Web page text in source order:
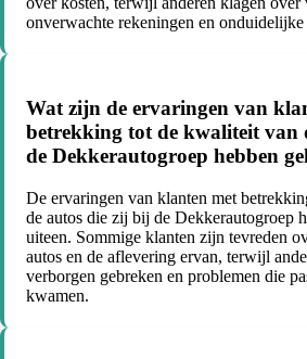
onverwachte rekeningen en
Wat zijn de ervaringen van
betrekking tot de kwaliteit van
de Dekkerautogroep hebben
De ervaringen van klanten met
de autos die zij bij de Dekkerautogroep
uiteen. Sommige klanten zijn tevreden
autos en de aflevering ervan, terwijl
verborgen gebreken en problemen die
kwamen.